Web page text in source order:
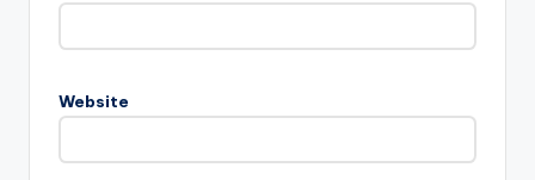
Website